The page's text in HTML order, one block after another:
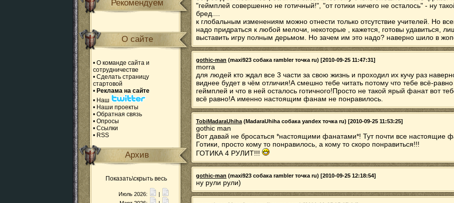
Рекомендуем
О сайте
• О команде сайта и
сотрудничестве
• Сделать страницу
стартовой
• Реклама на сайте
• Наш
• Наши проекты
• Обратная связь
• Опросы
• Ссылки
• RSS
Архив
Показать\скрыть весь
Июль 2026:
|
"геймплей совершенно не готичный!", "от готики ничего не осталось" - ну
бред....
к глобальным изменениям можно отнести только отсутствие учителей. Но
надо придраться к любой мелочи, некоторые , кажется, готовы удавиться,
выставить игру полным дерьмом. Но зачем им это надо? наверно шило в
gothic-man (maxi923 собака rambler точка ru) [2010-09-25 11:47:31]
morra
для людей кто ждал все 3 части за свою жизнь и проходил их кучу раз
виднее будет в чём отличия!А смешно тебе читать потому что тебе всё-равно
геймплей и что в ней осталось готичного!Просто не такой ярый фанат вот
всё равно!А именно настоящим фанам не понравилось.
TobiMadaraUhiha (MadaraUhiha собака yandex точка ru) [2010-09-25 11:53:25]
gothic man
Вот давай не бросаться *настоящими фанатами*! Тут почти все настоящие
Готики, просто кому то понравилось, а кому то скоро понравиться!!!
ГОТИКА 4 РУЛИТ!!!
gothic-man (maxi923 собака rambler точка ru) [2010-09-25 12:18:54]
ну рули рули)